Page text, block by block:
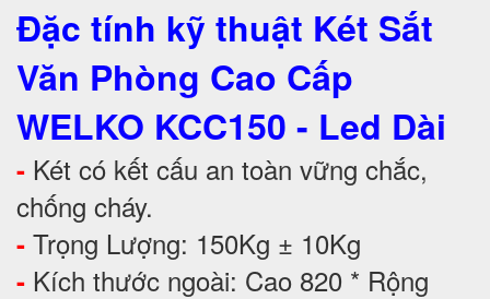
Đặc tính kỹ thuật Két Sắt
Văn Phòng Cao Cấp
WELKO KCC150 - Led Dài
- Két có kết cấu an toàn vững chắc,
chống cháy.
- Trọng Lượng: 150Kg ± 10Kg
- Kích thước ngoài: Cao 820 * Rộng